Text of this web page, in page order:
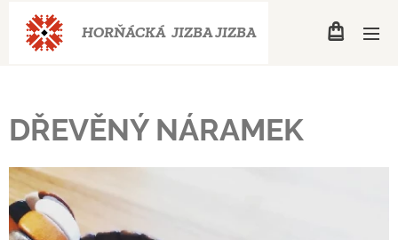
HORŇÁCKÁ JIZBAJIZBA
DŘEVĚNÝ NÁRAMEK